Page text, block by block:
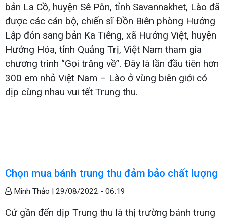
bản La Cồ, huyện Sê Pôn, tỉnh Savannakhet, Lào đã
được các cán bộ, chiến sĩ Đồn Biên phòng Hướng
Lập đón sang bản Ka Tiêng, xã Hướng Việt, huyện
Hướng Hóa, tỉnh Quảng Trị, Việt Nam tham gia
chương trình “Gọi trăng về”. Đây là lần đầu tiên hơn
300 em nhỏ Việt Nam – Lào ở vùng biên giới có
dịp cùng nhau vui tết Trung thu.
Chọn mua bánh trung thu đảm bảo chất lượng
Minh Thảo | 29/08/2022 - 06:19
Cứ gần đến dịp Trung thu là thị trường bánh trung